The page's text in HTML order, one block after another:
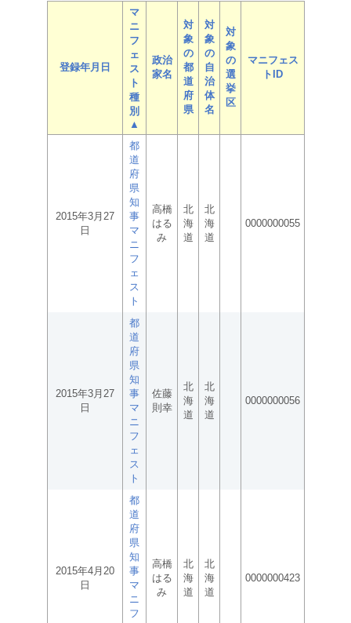
登録年月日
マ
ニ
フ
ェ
ス
ト
種
別
▲
政治
家名
対
象
の
都
道
府
県
対
象
の
自
治
体
名
対
象
の
選
挙
区
マニフェス
トID
2015年3月27
日
都
道
府
県
知
事
マ
ニ
フ
ェ
ス
ト
高橋
はる
み
北
海
道
北
海
道
0000000055
2015年3月27
日
都
道
府
県
知
事
マ
ニ
フ
ェ
ス
ト
佐藤
則幸
北
海
道
北
海
道
0000000056
2015年4月20
日
都
道
府
県
知
事
マ
ニ
フ
高橋
はる
み
北
海
道
北
海
道
0000000423